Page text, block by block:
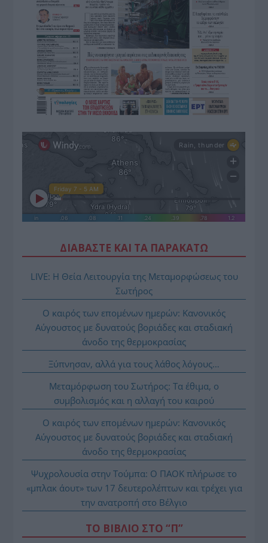
ΔΙΑΒΑΣΤΕ ΚΑΙ ΤΑ ΠΑΡΑΚΑΤΩ
LIVE: Η Θεία Λειτουργία της Μεταμορφώσεως του
Σωτήρος
Ο καιρός των επομένων ημερών: Κανονικός
Αύγουστος με δυνατούς βοριάδες και σταδιακή
άνοδο της θερμοκρασίας
Ξύπνησαν, αλλά για τους λάθος λόγους…
Μεταμόρφωση του Σωτήρος: Τα έθιμα, ο
συμβολισμός και η αλλαγή του καιρού
Ο καιρός των επομένων ημερών: Κανονικός
Αύγουστος με δυνατούς βοριάδες και σταδιακή
άνοδο της θερμοκρασίας
Ψυχρολουσία στην Τούμπα: Ο ΠΑΟΚ πλήρωσε το
«μπλακ άουτ» των 17 δευτερολέπτων και τρέχει για
την ανατροπή στο Βέλγιο
ΤΟ ΒΙΒΛΙΟ ΣΤΟ “Π”